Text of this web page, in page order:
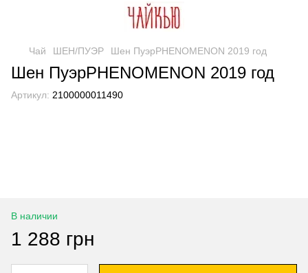
Чай ШЕН/ПУЭР Шен ПуэрPHENOMENON 2019 год
Шен ПуэрPHENOMENON 2019 год
Артикул: 2100000011490
В наличии
1 288 грн